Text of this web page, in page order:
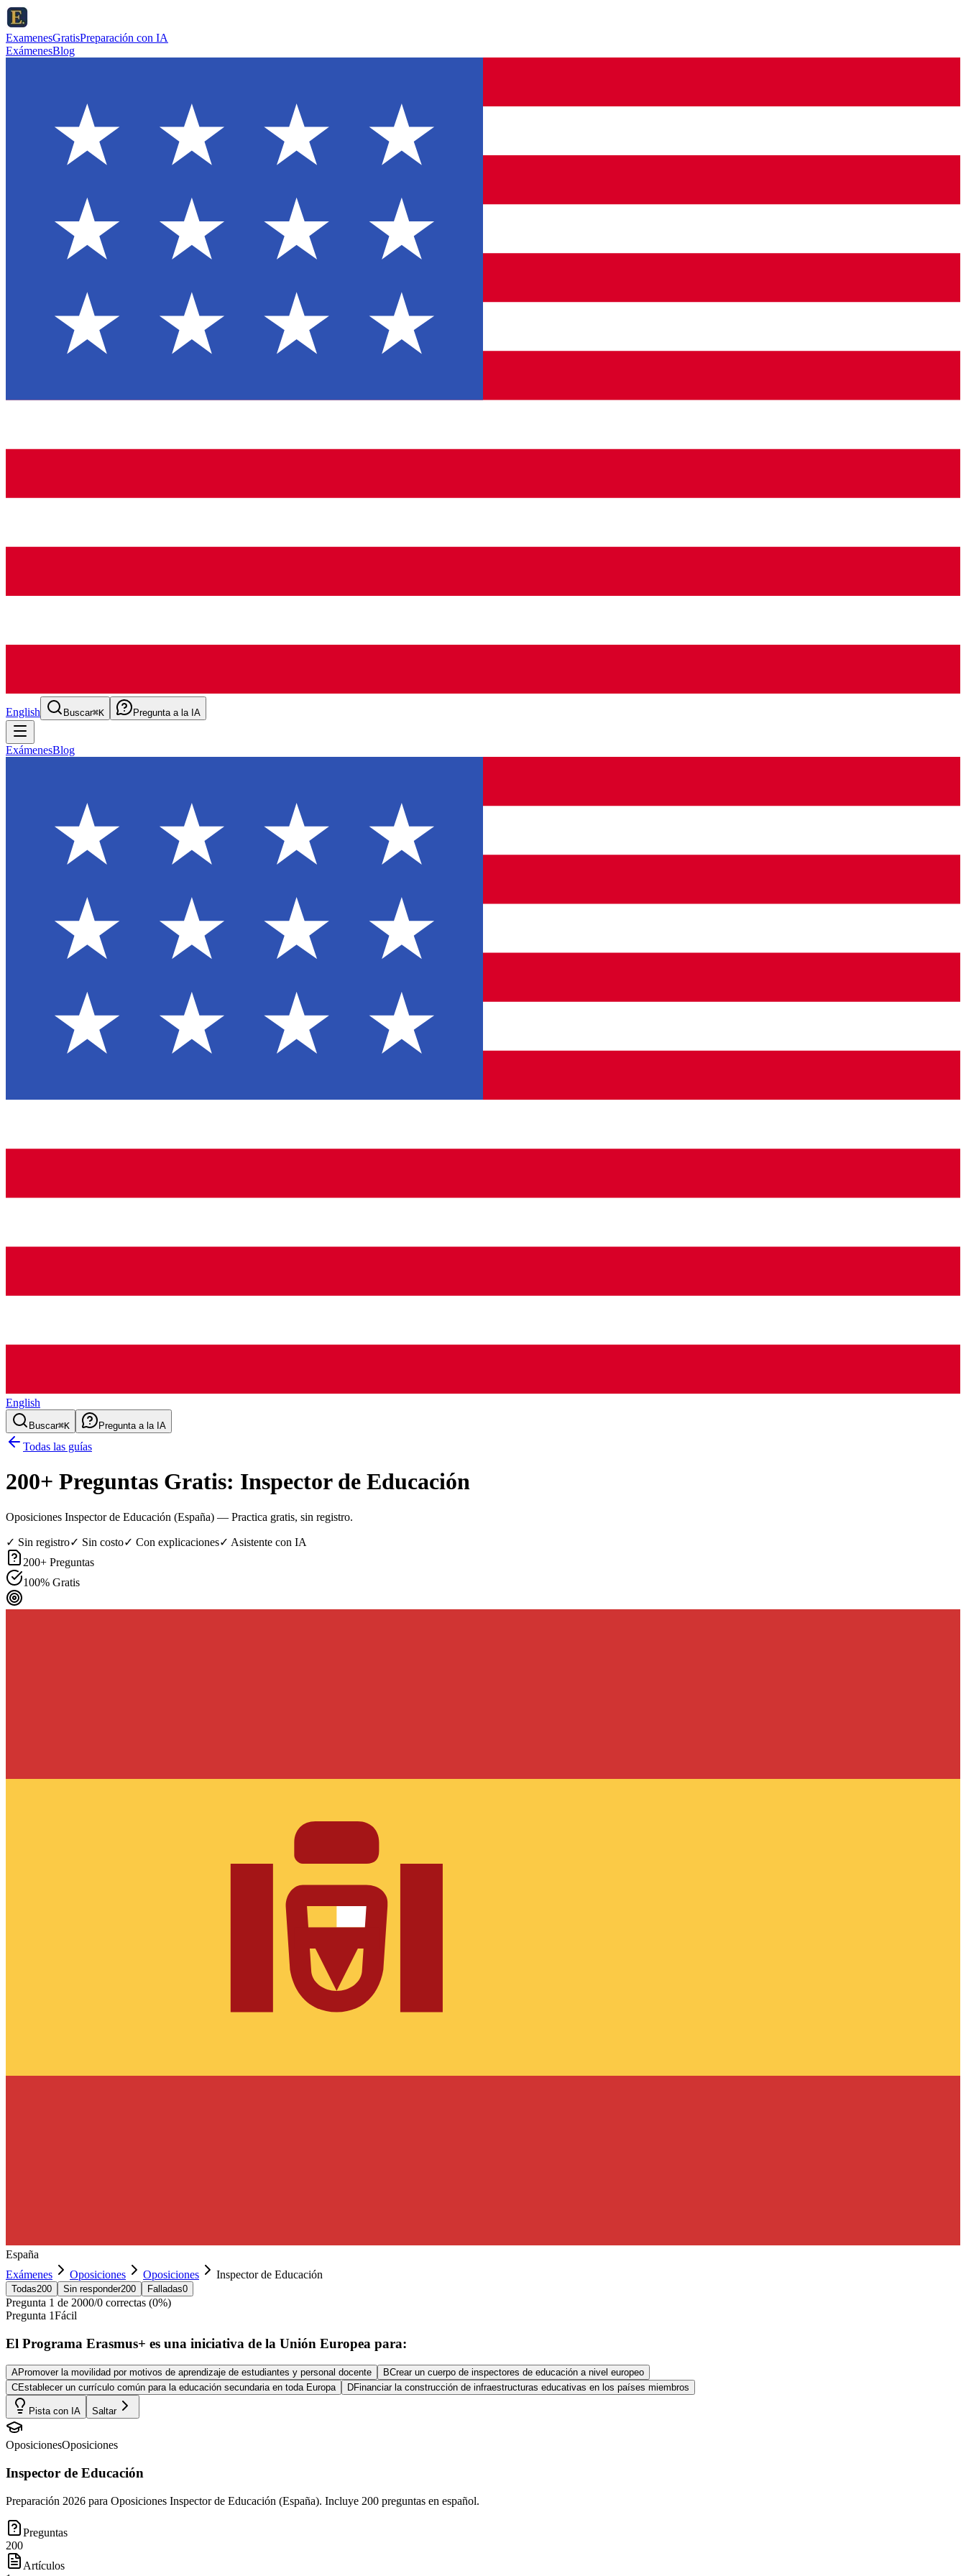
ExamenesGratisPreparación con IA
ExámenesBlog
English Buscar⌘K Pregunta a la IA
ExámenesBlog
English
Buscar⌘K Pregunta a la IA
Todas las guías
200+ Preguntas Gratis: Inspector de Educación
Oposiciones Inspector de Educación (España) — Practica gratis, sin registro.
✓ Sin registro✓ Sin costo✓ Con explicaciones✓ Asistente con IA
200+ Preguntas
100% Gratis
España
Exámenes
Oposiciones Oposiciones Inspector de Educación
Todas200 Sin responder200 Falladas0
Pregunta 1 de 2000/0 correctas (0%)
Pregunta 1Fácil
El Programa Erasmus+ es una iniciativa de la Unión Europea para:
APromover la movilidad por motivos de aprendizaje de estudiantes y personal docente BCrear un cuerpo de inspectores de educación a nivel europeo
CEstablecer un currículo común para la educación secundaria en toda Europa DFinanciar la construcción de infraestructuras educativas en los países miembros
Pista con IA Saltar
OposicionesOposiciones
Inspector de Educación
Preparación 2026 para Oposiciones Inspector de Educación (España). Incluye 200 preguntas en español.
Preguntas
200
Artículos